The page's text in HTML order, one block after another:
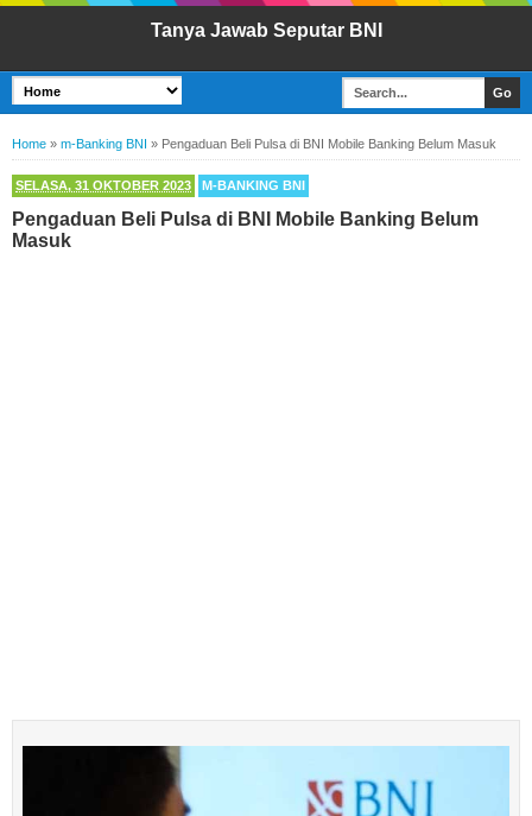
Tanya Jawab Seputar BNI
Home » m-Banking BNI » Pengaduan Beli Pulsa di BNI Mobile Banking Belum Masuk
SELASA, 31 OKTOBER 2023 M-BANKING BNI
Pengaduan Beli Pulsa di BNI Mobile Banking Belum
Masuk